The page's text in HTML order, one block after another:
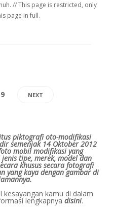
// This page is restricted, only
page in full.
9 NEXT
piktografi oto-modifikasi
semenjak 14 Oktober 2012
mobil modifikasi yang
tipe, merek, model dan
khusus secara fotografi
yang kaya dengan gambar di
kamu di dalam
lengkapnya disini.